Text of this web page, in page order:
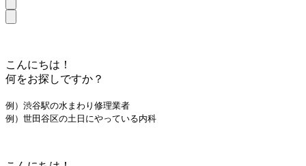
こんにちは！
何をお探しですか？
例）渋谷駅の水まわり修理業者
例）世田谷区の土日にやっている内科